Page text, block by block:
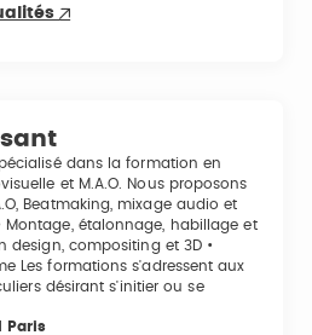
dans la formation en
et M.A.O. Nous proposons
Beatmaking, mixage audio et
Montage, étalonnage, habillage et
design, compositing et 3D •
Les formations s'adressent aux
désirant s'initier ou se
Paris